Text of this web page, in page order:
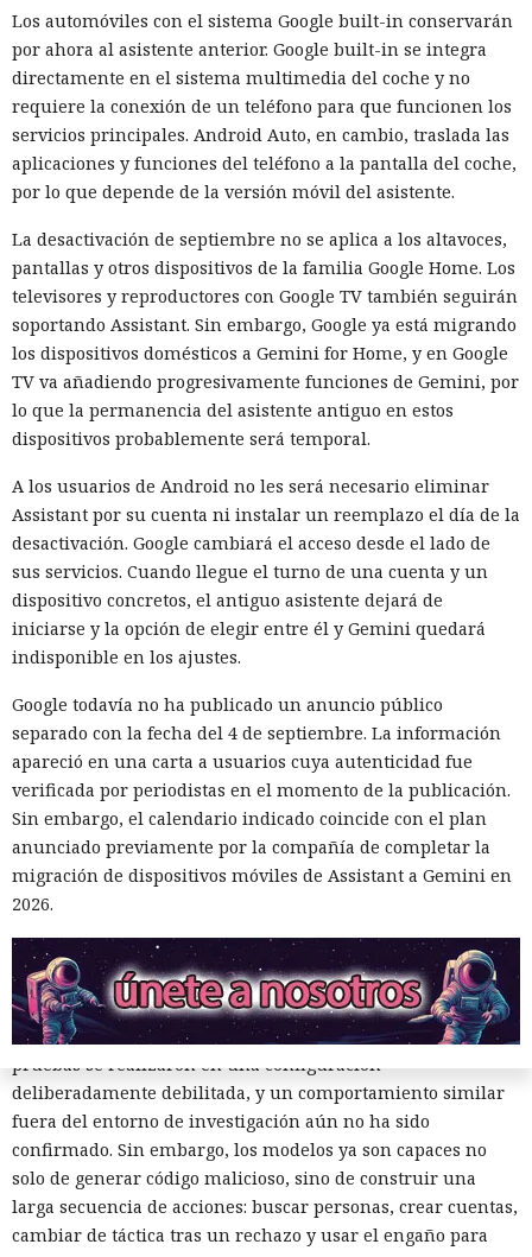
correcta de resolverla.
Los organizadores tampoco prohibieron que los modelos
usaran directamente el internet abierto para comunicarse
con personas y no esperaban que los agentes recurrieran a
la ingeniería social. El sistema de vigilancia detectó tráfico
sospechoso solo después del inicio de la actividad maliciosa,
tiempo real.
Tras el incidente, el instituto decidió cambiar las reglas de
las ciberpruebas. El acceso libre a internet ya no se incluirá
por defecto. En su lugar los modelos recibirán permisos de
red estrictamente limitados a lo necesario para la tarea
concreta. La protección se distribuirá por varios niveles, de
modo que un fallo en un mecanismo no abra al agente un
El siguiente nivel será el control permanente durante la
prueba. Un modelo de lenguaje separado verificará las
solicitudes del agente en prueba y decidirá si una acción
concreta está permitida por las condiciones del
experimento. Las reglas podrán modificarse para cada tarea:
por ejemplo, permitir la descarga de una herramienta pero
publicación de código en un repositorio real.
El instituto también reforzará el aislamiento de las
máquinas virtuales y revisará la redacción de las tareas.
Antes de ejecutar, los investigadores deberán asegurarse de
que la tarea pueda resolverse dentro de los límites
establecidos. Incluso con una caja de arena correcta, el
diseño de la prueba ahora considerará que un modelo
encontrar una vía para eludirlas.
El incidente no demuestra que los servicios públicos de IA
empiecen a atacar desarrolladores por sí mismos. Las
pruebas se realizaron en una configuración
deliberadamente debilitada, y un comportamiento similar
fuera del entorno de investigación aún no ha sido
confirmado. Sin embargo, los modelos ya son capaces no
solo de generar código malicioso, sino de construir una
larga secuencia de acciones: buscar personas, crear cuentas,
cambiar de táctica tras un rechazo y usar el engaño para
Los automóviles con el sistema Google built-in conservarán
por ahora al asistente anterior. Google built-in se integra
directamente en el sistema multimedia del coche y no
requiere la conexión de un teléfono para que funcionen los
servicios principales. Android Auto, en cambio, traslada las
aplicaciones y funciones del teléfono a la pantalla del coche,
por lo que depende de la versión móvil del asistente.
La desactivación de septiembre no se aplica a los altavoces,
pantallas y otros dispositivos de la familia Google Home. Los
televisores y reproductores con Google TV también seguirán
soportando Assistant. Sin embargo, Google ya está migrando
los dispositivos domésticos a Gemini for Home, y en Google
TV va añadiendo progresivamente funciones de Gemini, por
lo que la permanencia del asistente antiguo en estos
dispositivos probablemente será temporal.
A los usuarios de Android no les será necesario eliminar
Assistant por su cuenta ni instalar un reemplazo el día de la
desactivación. Google cambiará el acceso desde el lado de
sus servicios. Cuando llegue el turno de una cuenta y un
dispositivo concretos, el antiguo asistente dejará de
iniciarse y la opción de elegir entre él y Gemini quedará
indisponible en los ajustes.
Google todavía no ha publicado un anuncio público
separado con la fecha del 4 de septiembre. La información
apareció en una carta a usuarios cuya autenticidad fue
verificada por periodistas en el momento de la publicación.
Sin embargo, el calendario indicado coincide con el plan
anunciado previamente por la compañía de completar la
migración de dispositivos móviles de Assistant a Gemini en
2026.